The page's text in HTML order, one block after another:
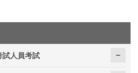
試人員考試